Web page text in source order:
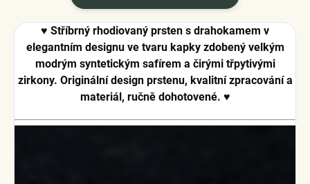
♥ Stříbrný rhodiovaný prsten s drahokamem v
elegantním designu ve tvaru kapky zdobený velkým
modrým syntetickým safírem a čirými třpytivými
zirkony. Originální design prstenu, kvalitní zpracování a
materiál, ručně dohotovené. ♥